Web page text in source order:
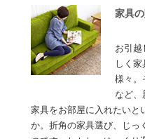
家具
お引越
しく
様々。
など、
家具をお部屋に入れたいと
か。折角の家具選び、じっ